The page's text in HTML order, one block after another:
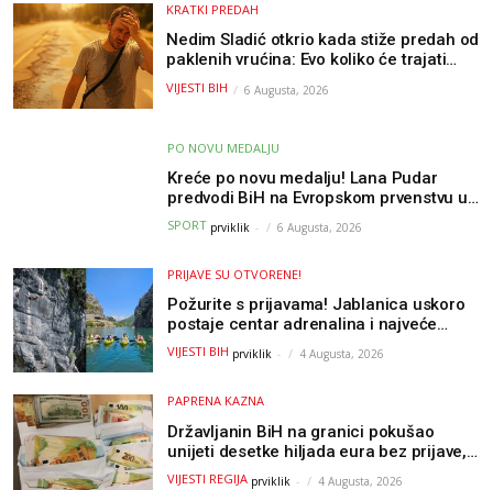
KRATKI PREDAH
Nedim Sladić otkrio kada stiže predah od
paklenih vrućina: Evo koliko će trajati
osvježenje u BiH
VIJESTI BIH 6 Augusta, 2026
PO NOVU MEDALJU
Kreće po novu medalju! Lana Pudar
predvodi BiH na Evropskom prvenstvu u
Parizu
SPORT prviklik - 6 Augusta, 2026
PRIJAVE SU OTVORENE!
Požurite s prijavama! Jablanica uskoro
postaje centar adrenalina i najveće
outdoor avanture ovog ljeta
VIJESTI BIH prviklik - 4 Augusta, 2026
PAPRENA KAZNA
Državljanin BiH na granici pokušao
unijeti desetke hiljada eura bez prijave,
uslijedila “paprena” kazna
VIJESTI REGIJA prviklik - 4 Augusta, 2026